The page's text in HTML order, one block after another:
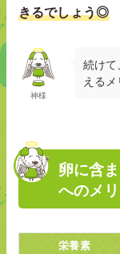
きるでしょう◎
神様
続け
える
卵に含
へのメ
栄養素